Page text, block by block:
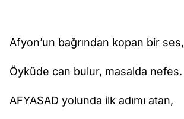
Afyon’un bağrından kopan bir ses,
Öyküde can bulur, masalda nefes.
AFYASAD yolunda ilk adımı atan,